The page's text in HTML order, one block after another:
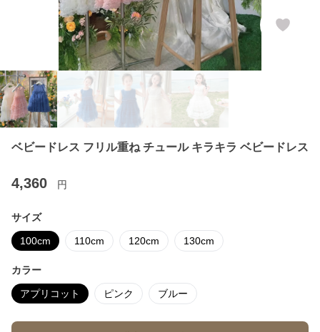
ベビードレス フリル重ね チュール キラキラ ベビードレス
4,360 円
サイズ
100cm 110cm 120cm 130cm
カラー
アプリコット ピンク ブルー